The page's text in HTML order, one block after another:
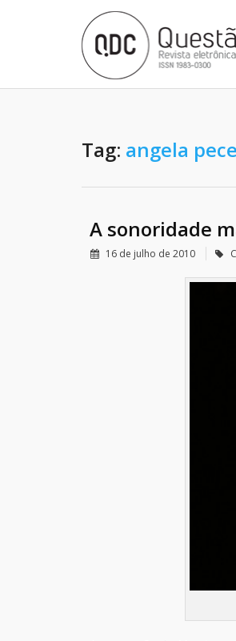
Tag: angela
A sonoridade
16 de julho de 2010